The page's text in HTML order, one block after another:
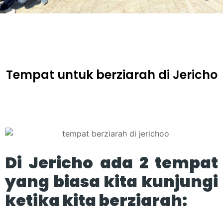
Tempat untuk berziarah di Jericho
Di Jericho ada 2 tempat
yang biasa kita kunjungi
ketika kita berziarah: